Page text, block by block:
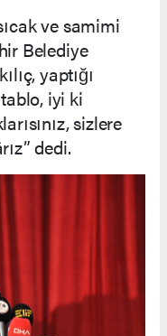
ve samimi
Belediye
yaptığı
iyi ki
sizlere
dedi.